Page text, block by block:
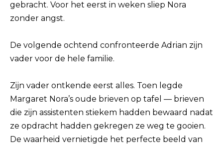
gebracht. Voor het eerst in weken sliep Nora
zonder angst.
De volgende ochtend confronteerde Adrian zijn
vader voor de hele familie.
Zijn vader ontkende eerst alles. Toen legde
Margaret Nora’s oude brieven op tafel — brieven
die zijn assistenten stiekem hadden bewaard nadat
ze opdracht hadden gekregen ze weg te gooien.
De waarheid vernietigde het perfecte beeld van